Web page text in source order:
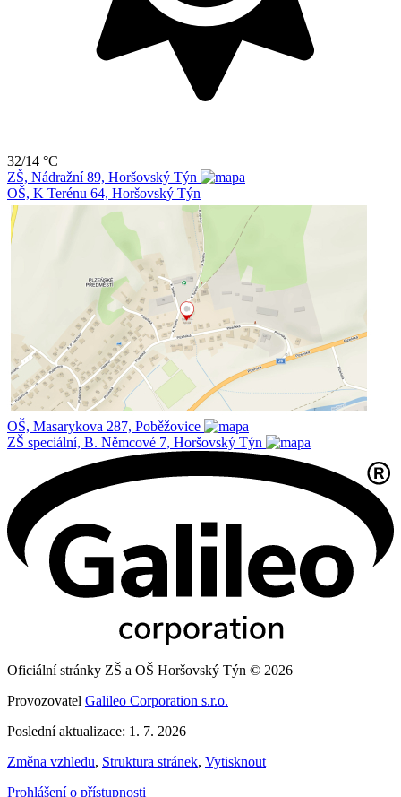
32/14 °C
ZŠ, Nádražní 89, Horšovský Týn
OŠ, K Terénu 64, Horšovský Týn
OŠ, Masarykova 287, Poběžovice
ZŠ speciální, B. Němcové 7, Horšovský Týn
Oficiální stránky ZŠ a OŠ Horšovský Týn © 2026
Provozovatel Galileo Corporation s.r.o.
Poslední aktualizace: 1. 7. 2026
Změna vzhledu, Struktura stránek, Vytisknout
Prohlášení o přístupnosti